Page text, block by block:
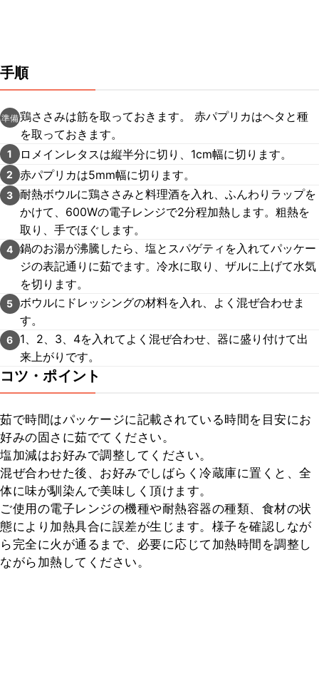
手順
準備鶏ささみは筋を取っておきます。 赤パプリカはヘタと種
を取っておきます。
1 ロメインレタスは縦半分に切り、1cm幅に切ります。
2 赤パプリカは5mm幅に切ります。
3 耐熱ボウルに鶏ささみと料理酒を入れ、ふんわりラップを
かけて、600Wの電子レンジで2分程加熱します。粗熱を
取り、手でほぐします。
4 鍋のお湯が沸騰したら、塩とスパゲティを入れてパッケー
ジの表記通りに茹でます。冷水に取り、ザルに上げて水気
を切ります。
5 ボウルにドレッシングの材料を入れ、よく混ぜ合わせま
す。
6
1、2、3、4を入れてよく混ぜ合わせ、器に盛り付けて出
来上がりです。
コツ・ポイント
茹で時間はパッケージに記載されている時間を目安にお
好みの固さに茹でてください。
塩加減はお好みで調整してください。
混ぜ合わせた後、お好みでしばらく冷蔵庫に置くと、全
体に味が馴染んで美味しく頂けます。
ご使用の電子レンジの機種や耐熱容器の種類、食材の状
態により加熱具合に誤差が生じます。様子を確認しなが
ら完全に火が通るまで、必要に応じて加熱時間を調整し
ながら加熱してください。